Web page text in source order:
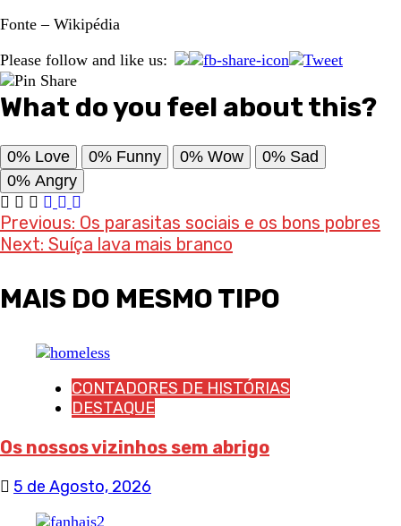
Fonte – Wikipédia
Please follow and like us:
What do you feel about this?
0% Love 0% Funny 0% Wow 0% Sad
0% Angry
Post
navigation
Previous: Os parasitas sociais e os bons pobres
Next: Suíça lava mais branco
MAIS DO MESMO TIPO
CONTADORES DE HISTÓRIAS
DESTAQUE
Os nossos vizinhos sem abrigo
5 de Agosto, 2026